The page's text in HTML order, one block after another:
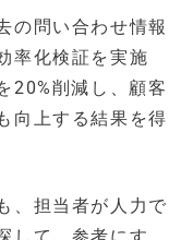
の問い合わせ情報
率化検証を実施
20%削減し、顧客
向上する結果を得
、担当者が人力で